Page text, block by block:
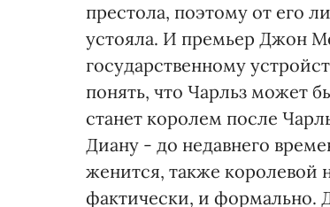
престола, поэтому от его
устояла. И премьер Джон
государственному
понять, что Чарльз может
станет королем после
Диану - до недавнего
женится, также королевой
фактически, и формально.